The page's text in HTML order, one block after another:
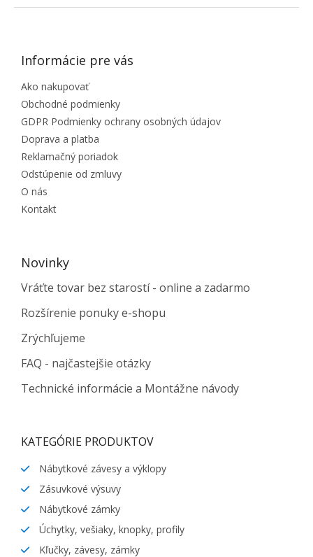
ZÁPÄTIE
Informácie pre vás
Ako nakupovať
Obchodné podmienky
GDPR Podmienky ochrany osobných údajov
Doprava a platba
Reklamačný poriadok
Odstúpenie od zmluvy
O nás
Kontakt
Novinky
Vráťte tovar bez starostí - online a zadarmo
Rozšírenie ponuky e-shopu
Zrýchľujeme
FAQ - najčastejšie otázky
Technické informácie a Montážne návody
KATEGÓRIE PRODUKTOV
Nábytkové závesy a výklopy
Zásuvkové výsuvy
Nábytkové zámky
Úchytky, vešiaky, knopky, profily
Kľučky, závesy, zámky